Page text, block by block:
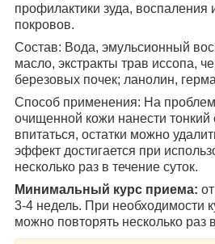
профилактики зуда,
покровов.
Состав: Вода, эмульсионный
масло, экстракты трав иссопа,
березовых почек; ланолин,
Способ применения: На
очищенной кожи нанести тонкий
впитаться, остатки можно
эффект достигается при
несколько раз в течение суток.
Минимальный курс приема:
3-4 недель. При необходимости
можно повторять несколько раз